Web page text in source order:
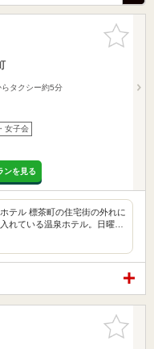
お気に入
りに追加
タクシー約5分
女子会
ンを見る
テル 標茶町の住宅街の外れに
れている温泉ホテル。日曜…
お気に入
りに追加